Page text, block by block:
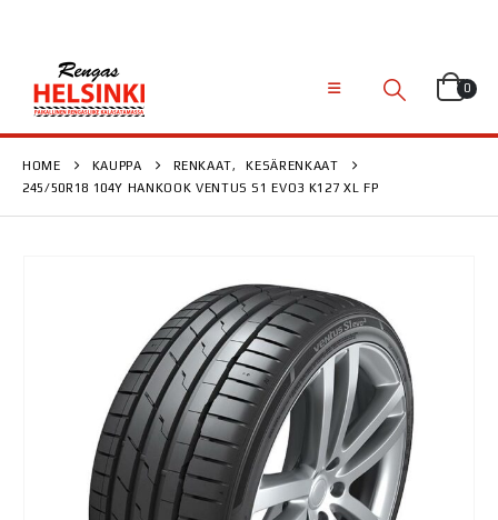
0
HOME KAUPPA RENKAAT,
KESÄRENKAAT
245/50R18 104Y HANKOOK VENTUS S1 EVO3 K127 XL FP